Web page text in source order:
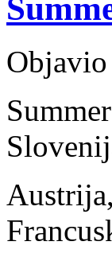
Objavio
Austrija,